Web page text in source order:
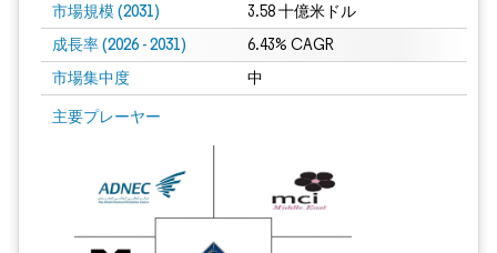
市場規模 (2031) 3.58 十億米ドル
成長率 (2026 - 2031) 6.43% CAGR
市場集中度 中
主要プレーヤー
画像 © Mordor Intelligence。再利用にはCC BY 4.0の表示が必要です。